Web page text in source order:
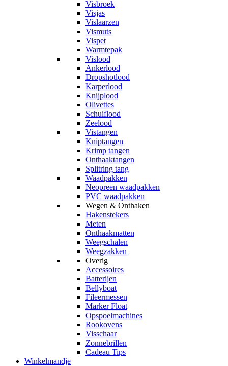
Visbroek
Visjas
Vislaarzen
Vismuts
Vispet
Warmtepak
Vislood
Ankerlood
Dropshotlood
Karperlood
Knijplood
Olivettes
Schuiflood
Zeelood
Vistangen
Kniptangen
Krimp tangen
Onthaaktangen
Splitring tang
Waadpakken
Neopreen waadpakken
PVC waadpakken
Wegen & Onthaken
Hakenstekers
Meten
Onthaakmatten
Weegschalen
Weegzakken
Overig
Accessoires
Batterijen
Bellyboat
Fileermessen
Marker Float
Opspoelmachines
Rookovens
Visschaar
Zonnebrillen
Cadeau Tips
Winkelmandje